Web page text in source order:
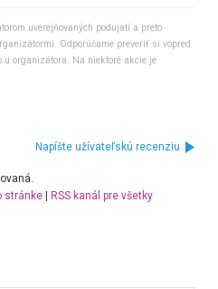
uverejňovaných podujatí a preto
Odporúčame preveriť si vopred
organizátora. Na niektoré akcie je
Napíšte užívateľskú recenziu
stránke|
RSS kanál pre všetky